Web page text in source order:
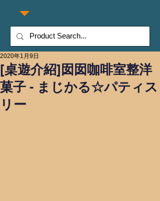
[桌遊介紹]囡囡咖啡室整洋
菓子 - まじかる☆パティス
リー
2020年1月9日